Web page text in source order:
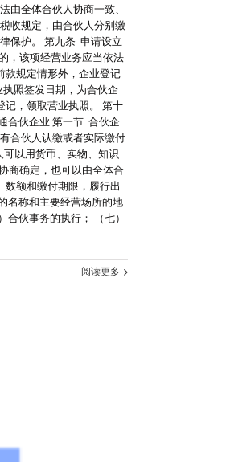
由全体合伙人协商一致、
收规定，由合伙人分别缴
保护。 第九条 申请设立
，该项经营业务应当依法
款规定情形外，企业登记
照签发日期，为合伙企
记，领取营业执照。 第十
合伙企业 第一节 合伙企
合伙人认缴或者实际缴付
以用货币、实物、知识
商确定，也可以由全体合
额和缴付期限，履行出
名称和主要经营场所的地
伙事务的执行； （七）
阅读更多